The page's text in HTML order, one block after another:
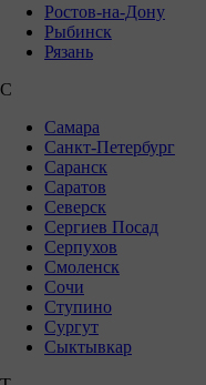
Ростов-на-Дону
Рыбинск
Рязань
С
Самара
Санкт-Петербург
Саранск
Саратов
Северск
Сергиев Посад
Серпухов
Смоленск
Сочи
Ступино
Сургут
Сыктывкар